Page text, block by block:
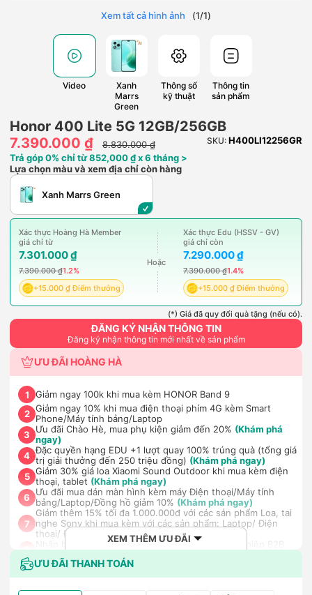
Xem tất cả hình ảnh (1/1)
Video
Xanh
Marrs
Green
Thông số
kỹ thuật
Thông tin
sản phẩm
Honor 400 Lite 5G 12GB/256GB
7.390.000 ₫
8.830.000 ₫ SKU: H400LI12256GR
Trả góp 0% chỉ từ 852,000 ₫ x 6 tháng >
Lựa chọn màu và xem địa chỉ còn hàng
Xanh Marrs Green
Xác thực Hoàng Hà Member
giá chỉ từ
7.301.000 ₫
7.390.000 ₫1.2%
+15.000 ₫ Điểm thưởng
Hoặc
Xác thực Edu (HSSV - GV)
giá chỉ còn
7.290.000 ₫
7.390.000 ₫1.4%
+15.000 ₫ Điểm thưởng
(*) Giá đã quy đổi quà tặng (nếu có).
ĐĂNG KÝ NHẬN THÔNG TIN
Đăng ký nhận thông tin mới nhất về sản phẩm
ƯU ĐÃI HOÀNG HÀ
1
Giảm ngay 100k khi mua kèm HONOR Band 9
2 Giảm ngay 10% khi mua điện thoại phím 4G kèm Smart
Phone/Máy tính bảng/Laptop
3
Ưu đãi Chào Hè, mua phụ kiện giảm đến 20% (Khám phá
ngay)
4 Đặc quyền hạng EDU +1 lượt quay 100% trúng quà (tổng giá
trị giải thưởng đến 250 triệu đồng) (Khám phá ngay)
5 Giảm 30% giá loa Xiaomi Sound Outdoor khi mua kèm điện
thoại, tablet (Khám phá ngay)
6
Ưu đãi mua dán màn hình kèm máy Điện thoại/Máy tính
bảng/Laptop/Đồng hồ giảm 10% (Khám phá ngay)
7
Giảm thêm 15% tối đa 1.000.000đ với các sản phẩm Loa, tai
nghe Sony khi mua kèm với các sản phẩm: Laptop/ Điện
thoại/ Đồng hồ thông minh(Khám phá ngay)
8
Nhận báo giá tốt nhất cho khách hàng doanh nghiệp B2B
XEM THÊM ƯU ĐÃI
ƯU ĐÃI THANH TOÁN